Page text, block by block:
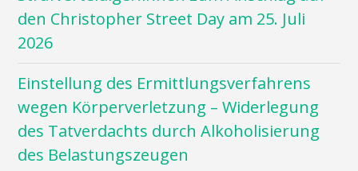
den Christopher Street Day am 25. Juli
2026
Einstellung des Ermittlungsverfahrens
wegen Körperverletzung – Widerlegung
des Tatverdachts durch Alkoholisierung
des Belastungszeugen